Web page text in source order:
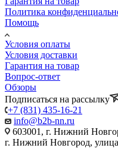
Политика
Помощь
Условия оплаты
Условия доставки
Гарантия на товар
Вопрос-ответ
Обзоры
Подписаться на рассылку
+7 (831) 435-16-21
info@b2b-nn.ru
603001, г. Нижний
г. Нижний Новгород,